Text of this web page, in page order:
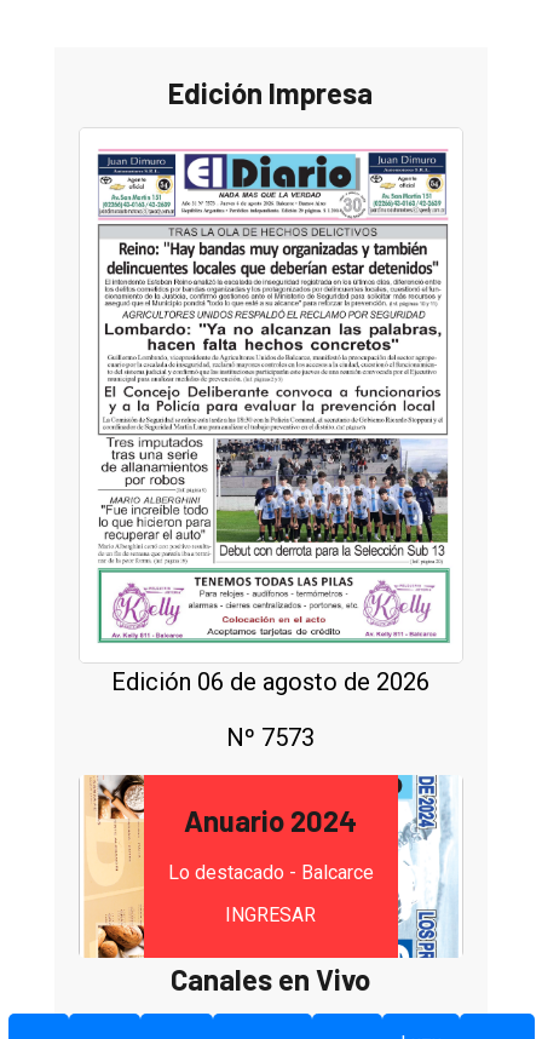
Edición Impresa
Edición 06 de agosto de 2026
Nº 7573
Anuario 2024
Lo destacado - Balcarce
INGRESAR
Canales en Vivo